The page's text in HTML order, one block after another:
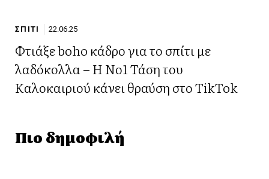
ΣΠΙΤΙ 22.06.25
Φτιάξε boho κάδρο για το σπίτι με
λαδόκολλα – Η Νο1 Τάση του
Καλοκαιριού κάνει θραύση στο TikTok
Πιο δημοφιλή